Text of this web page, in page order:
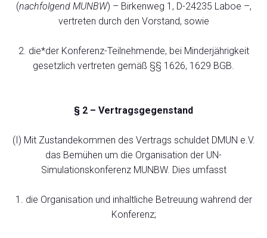
(nachfolgend MUNBW) – Birkenweg 1, D-24235 Laboe –,
vertreten durch den Vorstand, sowie
2. die*der Konferenz-Teilnehmende, bei Minderjährigkeit
gesetzlich vertreten gemäß §§ 1626, 1629 BGB.
§ 2 – Vertragsgegenstand
(I) Mit Zustandekommen des Vertrags schuldet DMUN e.V.
das Bemühen um die Organisation der UN-
Simulationskonferenz MUNBW. Dies umfasst
1. die Organisation und inhaltliche Betreuung wahrend der
Konferenz;